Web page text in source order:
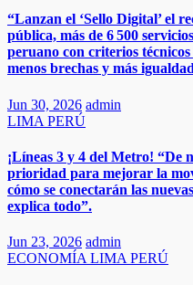
“Lanzan el ‘Sello Digital’ el
pública, más de 6 500
peruano con criterios
menos brechas y más
Jun 30, 2026 admin
LIMA PERÚ
¡Líneas 3 y 4 del Metro! “De
prioridad para mejorar la
cómo se conectarán las
explica todo”.
Jun 23, 2026 admin
ECONOMÍA LIMA PERÚ